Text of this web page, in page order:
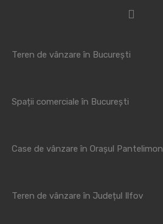
Teren de vânzare în București
Spații comerciale în București
Case de vânzare în Orașul Pantelimon
Teren de vânzare în Județul Ilfov